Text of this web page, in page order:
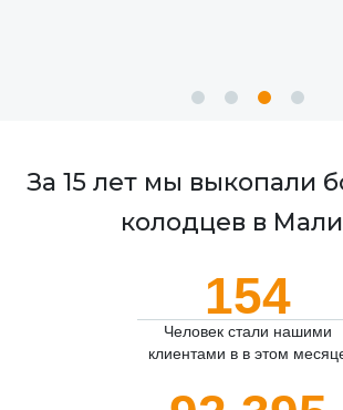
За 15 лет мы выкопали
колодцев в
154
Человек стали нашими
клиентами в в этом